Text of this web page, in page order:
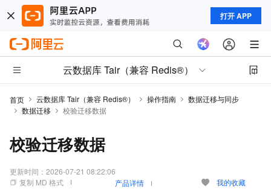
打开 APP
云数据库 Tair（兼容 Redis®）
首页 云数据库 Tair（兼容 Redis®） 操作指南
数据迁移与同步
数据迁移
校验迁移数据
校验迁移数据
更新时间： 2026-07-21 08:22:06
复制 MD 格式
产品详情 我的收藏